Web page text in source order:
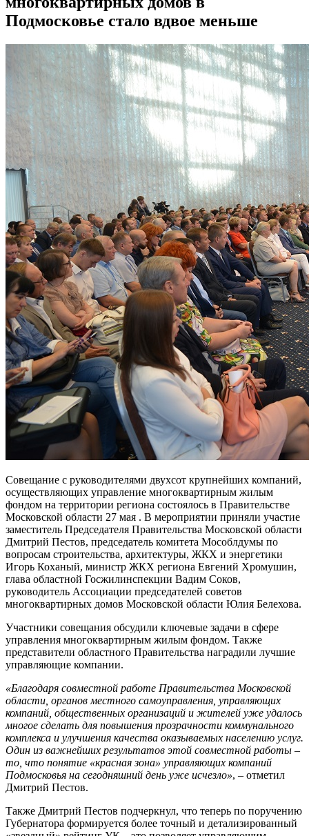
Подмосковье стало вдвое меньше
Совещание с руководителями двухсот крупнейших компаний,
осуществляющих управление многоквартирным жилым
фондом на территории региона состоялось в Правительстве
Московской области 27 мая . В мероприятии приняли участие
заместитель Председателя Правительства Московской области
Дмитрий Пестов, председатель комитета Мособлдумы по
вопросам строительства, архитектуры, ЖКХ и энергетики
Игорь Коханый, министр ЖКХ региона Евгений Хромушин,
глава областной Госжилинспекции Вадим Соков,
руководитель Ассоциации председателей советов
многоквартирных домов Московской области Юлия Белехова.
Участники совещания обсудили ключевые задачи в сфере
управления многоквартирным жилым фондом. Также
представители областного Правительства наградили лучшие
управляющие компании.
«Благодаря совместной работе Правительства Московской
области, органов местного самоуправления, управляющих
компаний, общественных организаций и жителей уже удалось
многое сделать для повышения прозрачности коммунального
комплекса и улучшения качества оказываемых населению услуг.
Один из важнейших результатов этой совместной работы –
то, что понятие «красная зона» управляющих компаний
Подмосковья на сегодняшний день уже исчезло», – отметил
Дмитрий Пестов.
Также Дмитрий Пестов подчеркнул, что теперь по поручению
Губернатора формируется более точный и детализированный